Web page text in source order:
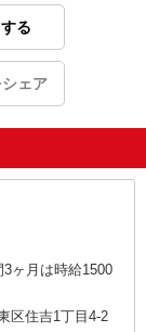
る
ェア
ヶ月は時給1500
区住吉1丁目4-2